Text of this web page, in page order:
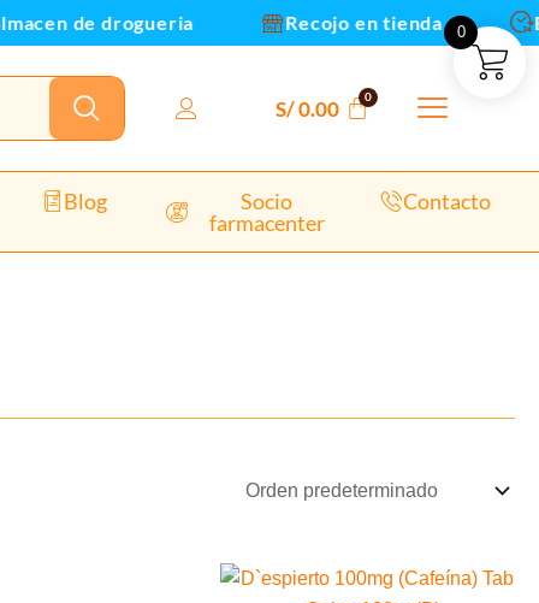
de drogueria Recojo en tienda
S/0.00
Blog
Socio
farmacenter
Contacto
0